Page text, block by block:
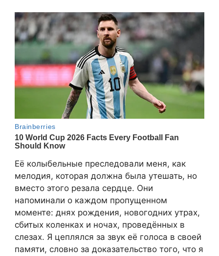
Её колыбельные преследовали меня, как
мелодия, которая должна была утешать, но
вместо этого резала сердце. Они
напоминали о каждом пропущенном
моменте: днях рождения, новогодних утрах,
сбитых коленках и ночах, проведённых в
слезах. Я цеплялся за звук её голоса в своей
памяти, словно за доказательство того, что я